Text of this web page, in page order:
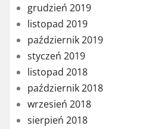
grudzień 2019
listopad 2019
październik 2019
styczeń 2019
listopad 2018
październik 2018
wrzesień 2018
sierpień 2018